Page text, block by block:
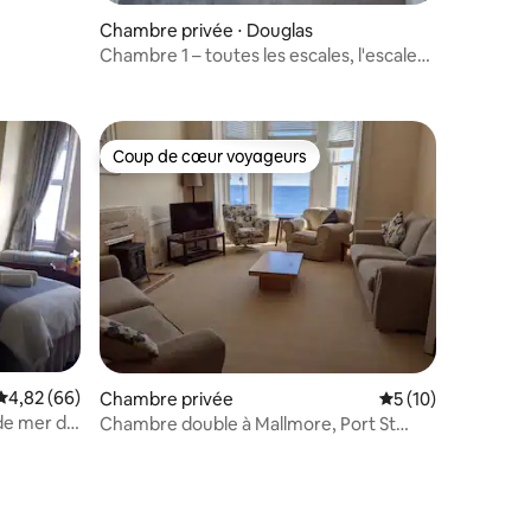
: 4,71 sur 5
Chambre privée ⋅ Douglas
Chambre 1 – toutes les escales, l'escale
: 5 sur 5
moyenne sur la base de 66 commentaires : 4,82 sur 5
4,82 (66)
mer de
Coup de cœur voyageurs
Coup de cœur voyageurs
Chambre privée Évaluation
5 (10)
Chambre double à Mallmore, Port St